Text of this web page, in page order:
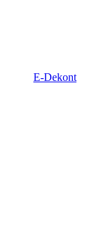
E-Dekont